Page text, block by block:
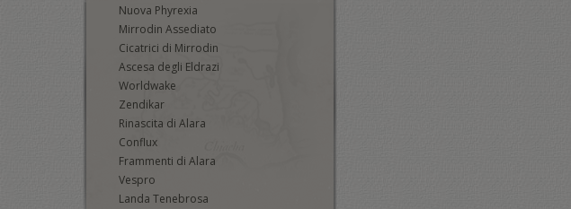
Nuova Phyrexia
Mirrodin Assediato
Cicatrici di Mirrodin
Ascesa degli Eldrazi
Worldwake
Zendikar
Rinascita di Alara
Conflux
Frammenti di Alara
Vespro
Landa Tenebrosa